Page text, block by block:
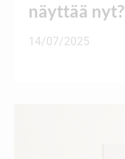
näyttää nyt?
14/07/2025